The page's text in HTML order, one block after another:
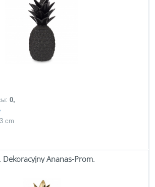
0,
cm
Dekoracyjny Ananas-Prom.